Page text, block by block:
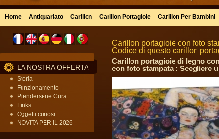
Home Antiquariato Carillon Carillon Portagioie Carillon Per Bambini
LA NOSTRA OFFERTA
Storia
Funzionamento
Prendersene Cura
Links
Oggetti curiosi
NOVITA PER IL 2026
Carillon portagioie con foto
Codice di questo carillon
Carillon portagioie di legno
con foto stampata : Scegliere